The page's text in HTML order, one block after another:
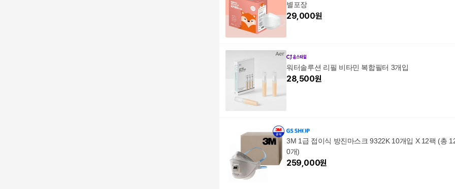
별포장
29,000원
워터솔루션 리필 비타민 복합필터 3개입
28,500원
3M 1급 접이식 방진마스크 9322K 10개입 X 12팩 (총
0개)
259,000원